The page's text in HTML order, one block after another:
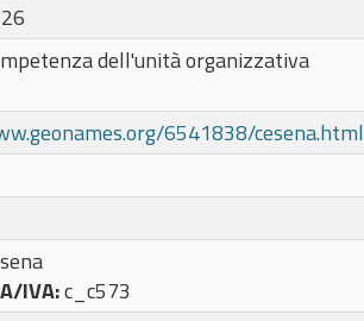
dell'unità organizzativa
6541838/cesena.html
IVA:c_c573